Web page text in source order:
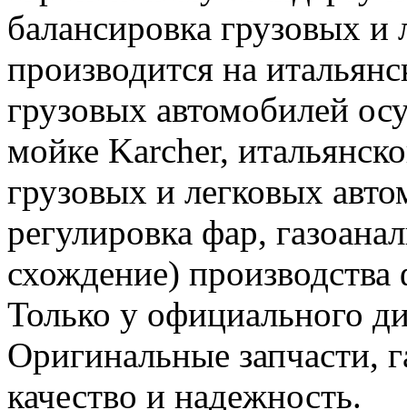
балансировка грузовых и
производится на
грузовых автомобилей
мойке Karcher,
грузовых и легковых
регулировка фар,
схождение)
Только у официального
Оригинальные запчасти,
качество и надежность.